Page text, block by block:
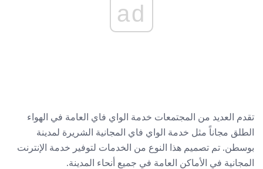
ad
تقدم العديد من المجتمعات خدمة الواي فاي العامة في الهواء
الطلق مجاناً مثل خدمة الواي فاي المجانية الشريرة لمدينة
بوسطن. تم تصميم هذا النوع من الخدمات لتوفير خدمة الإنترنت
المجانية في الأماكن العامة في جميع أنحاء المدينة.